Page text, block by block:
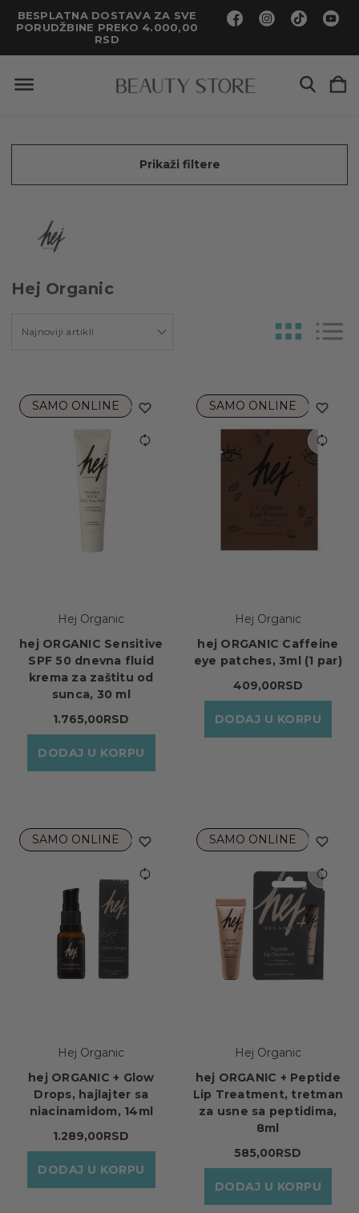
BESPLATNA DOSTAVA ZA SVE
PORUDŽBINE PREKO 4.000,00
RSD
Prikaži filtere
Hej Organic
SAMO ONLINE
Hej Organic
hej ORGANIC Sensitive
SPF 50 dnevna fluid
krema za zaštitu od
sunca, 30 ml
1.765,00RSD
DODAJ U KORPU
SAMO ONLINE
Hej Organic
hej ORGANIC Caffeine
eye patches, 3ml (1 par)
409,00RSD
DODAJ U KORPU
SAMO ONLINE
Hej Organic
hej ORGANIC + Glow
Drops, hajlajter sa
niacinamidom, 14ml
1.289,00RSD
DODAJ U KORPU
SAMO ONLINE
Hej Organic
hej ORGANIC + Peptide
Lip Treatment, tretman
za usne sa peptidima,
8ml
585,00RSD
DODAJ U KORPU